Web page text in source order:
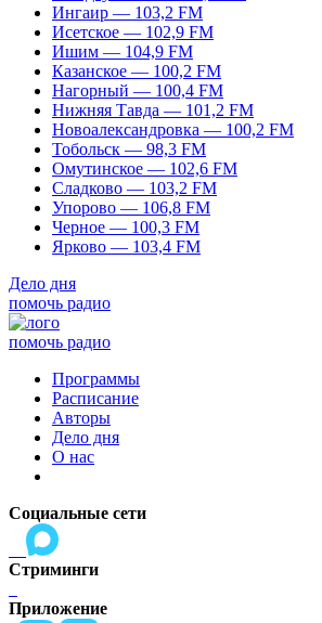
Ингаир — 103,2 FM
Исетское — 102,9 FM
Ишим — 104,9 FM
Казанское — 100,2 FM
Нагорный — 100,4 FM
Нижняя Тавда — 101,2 FM
Новоалександровка — 100,2 FM
Тобольск — 98,3 FM
Омутинское — 102,6 FM
Сладково — 103,2 FM
Упорово — 106,8 FM
Черное — 100,3 FM
Ярково — 103,4 FM
Дело дня
помочь радио
помочь радио
Программы
Расписание
Авторы
Дело дня
О нас
Социальные сети
Стриминги
Приложение